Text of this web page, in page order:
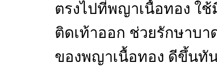
ตรงไปที่พญาเนื้อทอง ใ
ติดเท้าออก ช่วยรักษาบา
ของพญาเนื้อทอง ดีขึ้นทั